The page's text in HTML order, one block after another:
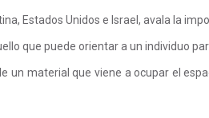
Estados Unidos e Israel, avala la
que puede orientar a un individuo
un material que viene a ocupar el